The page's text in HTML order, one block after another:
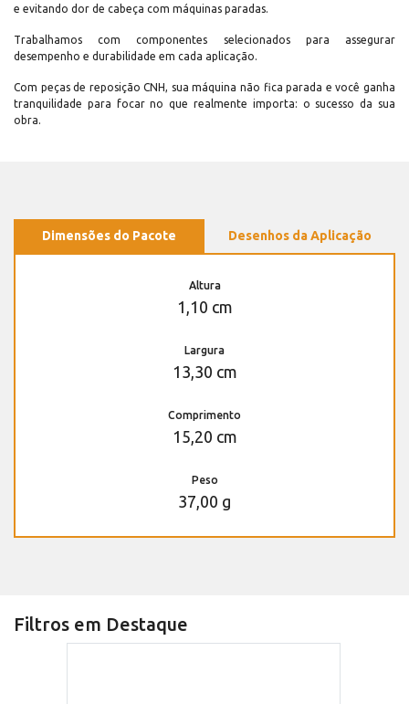
e evitando dor de cabeça com máquinas paradas.
Trabalhamos com componentes selecionados para assegurar
desempenho e durabilidade em cada aplicação.
Com peças de reposição CNH, sua máquina não fica parada e você ganha
tranquilidade para focar no que realmente importa: o sucesso da sua
obra.
Dimensões do Pacote Desenhos da Aplicação
Altura
1,10 cm
Largura
13,30 cm
Comprimento
15,20 cm
Peso
37,00 g
Filtros em Destaque